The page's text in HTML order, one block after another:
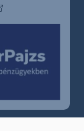
oldalra ugrik)